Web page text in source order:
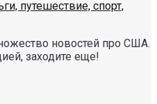
новостей про США.
заходите еще!